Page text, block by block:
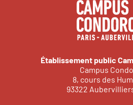
Établissement public
Campus
8, cours des
93322